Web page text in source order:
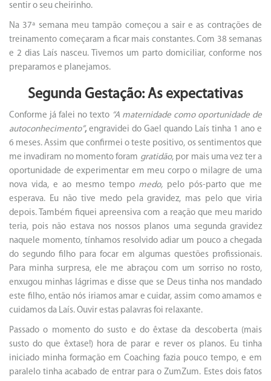
sentir o seu cheirinho.
Na 37ª semana meu tampão começou a sair e as contrações de
treinamento começaram a ficar mais constantes. Com 38 semanas
e 2 dias Laís nasceu. Tivemos um parto domiciliar, conforme nos
preparamos e planejamos.
Segunda Gestação: As expectativas
Conforme já falei no texto “A maternidade como oportunidade de
autoconhecimento”, engravidei do Gael quando Laís tinha 1 ano e
6 meses. Assim que confirmei o teste positivo, os sentimentos que
me invadiram no momento foram gratidão, por mais uma vez ter a
oportunidade de experimentar em meu corpo o milagre de uma
nova vida, e ao mesmo tempo medo, pelo pós-parto que me
esperava. Eu não tive medo pela gravidez, mas pelo que viria
depois. Também fiquei apreensiva com a reação que meu marido
teria, pois não estava nos nossos planos uma segunda gravidez
naquele momento, tínhamos resolvido adiar um pouco a chegada
do segundo filho para focar em algumas questões profissionais.
Para minha surpresa, ele me abraçou com um sorriso no rosto,
enxugou minhas lágrimas e disse que se Deus tinha nos mandado
este filho, então nós iriamos amar e cuidar, assim como amamos e
cuidamos da Laís. Ouvir estas palavras foi relaxante.
Passado o momento do susto e do êxtase da descoberta (mais
susto do que êxtase!) hora de parar e rever os planos. Eu tinha
iniciado minha formação em Coaching fazia pouco tempo, e em
paralelo tinha acabado de entrar para o ZumZum. Estes dois fatos